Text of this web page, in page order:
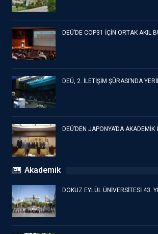
DEÜ’DE COP31 İÇİN ORTAK AKIL
DEÜ, 2. İLETİŞİM ŞÛRASI’NDA
DEÜ’DEN JAPONYA’DA AKADEMİK
Akademik
DOKUZ EYLÜL ÜNİVERSİTESİ 43.